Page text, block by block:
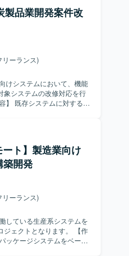
に取り組んでいただける方
にシステム理解を深めて
まで一連の工程に関わる
の技術スタックを活かしな
存システムの解析力やリ
環境】
PostgreSQL、Node.js、
です。
製品業開発案件改
リーランス)
けシステムにおいて、機能
象システムの改修対応を行
トまでの一連の工程をご
ードの解析、帳票周りの
。既存システムの仕様を
、関係者と円滑にコミュ
方にマッチするポジショ
トからバックエンドまで
ことができます。既存シ
レガシー環境でのモダナイ
したWebアプリケーション
ト】製造業向け
築開発
リーランス)
している生産系システムを
クトとなります。 【作
ッケージシステムをベース